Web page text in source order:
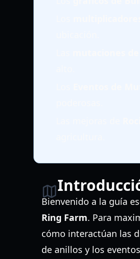
Bienvenido a la guía
Ring Farm. Para
cómo interactúan las
de anillos y los